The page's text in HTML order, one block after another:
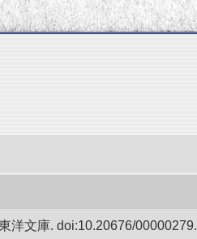
洋文庫. doi:10.20676/00000279.